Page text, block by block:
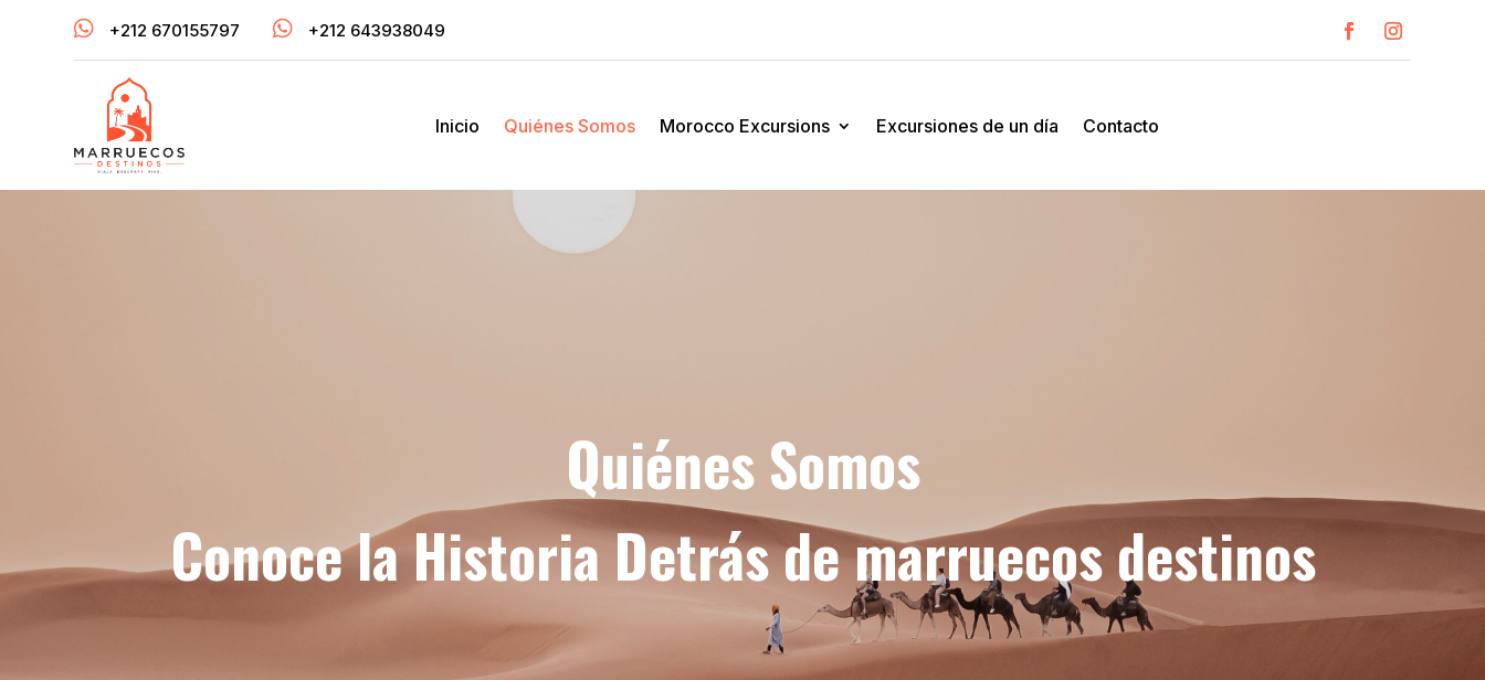
 +212 670155797  +212 643938049
Inicio Quiénes Somos Morocco Excursions Excursiones de un día Contacto
Quiénes Somos
Conoce la Historia Detrás de marruecos destinos